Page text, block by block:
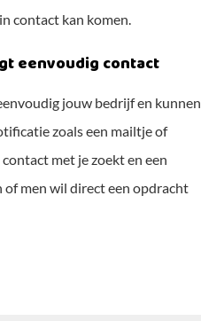
contact kan komen.
eenvoudig contact
jouw bedrijf en kunnen
zoals een mailtje of
met je zoekt en een
of men wil direct een opdracht